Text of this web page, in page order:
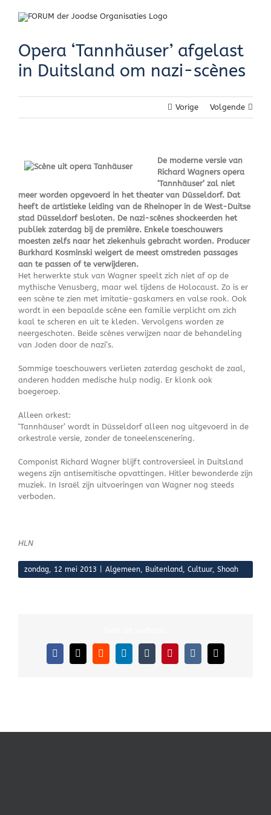
Opera ‘Tannhäuser’ afgelast
in Duitsland om nazi-scènes
Vorige Volgende
De moderne versie van
Richard Wagners opera
‘Tannhäuser’ zal niet
meer worden opgevoerd in het theater van Düsseldorf. Dat
heeft de artistieke leiding van de Rheinoper in de West-Duitse
stad Düsseldorf besloten. De nazi-scènes shockeerden het
publiek zaterdag bij de première. Enkele toeschouwers
moesten zelfs naar het ziekenhuis gebracht worden. Producer
Burkhard Kosminski weigert de meest omstreden passages
aan te passen of te verwijderen.
Het herwerkte stuk van Wagner speelt zich niet af op de
mythische Venusberg, maar wel tijdens de Holocaust. Zo is er
een scène te zien met imitatie-gaskamers en valse rook. Ook
wordt in een bepaalde scène een familie verplicht om zich
kaal te scheren en uit te kleden. Vervolgens worden ze
neergeschoten. Beide scènes verwijzen naar de behandeling
van Joden door de nazi’s.
Sommige toeschouwers verlieten zaterdag geschokt de zaal,
anderen hadden medische hulp nodig. Er klonk ook
boegeroep.
Alleen orkest:
‘Tannhäuser’ wordt in Düsseldorf alleen nog uitgevoerd in de
orkestrale versie, zonder de toneelenscenering.
Componist Richard Wagner blijft controversieel in Duitsland
wegens zijn antisemitische opvattingen. Hitler bewonderde zijn
muziek. In Israël zijn uitvoeringen van Wagner nog steeds
verboden.
HLN
zondag, 12 mei 2013 Algemeen, Buitenland, Cultuur, Shoah
Facebook
X RedditLinkedInTumblrPinterestVk
E-
mail